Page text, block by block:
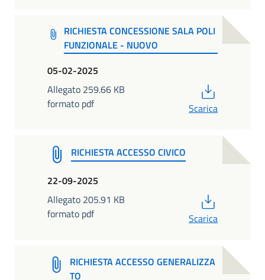
RICHIESTA CONCESSIONE SALA POLI
FUNZIONALE - NUOVO
05-02-2025
Allegato 259.66 KB
formato pdf
Scarica
RICHIESTA ACCESSO CIVICO
22-09-2025
Allegato 205.91 KB
formato pdf
Scarica
RICHIESTA ACCESSO GENERALIZZA
TO